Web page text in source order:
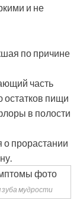
и не
по причине
часть
остатков пищи
в полости
о прорастании
мудрости